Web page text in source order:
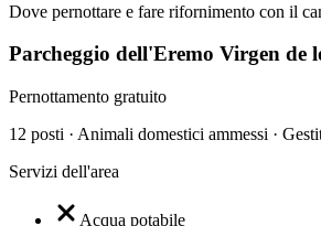
Dove pernottare e fare rifornimento con il
Parcheggio dell'Eremo Virgen de
Pernottamento gratuito
12 posti · Animali domestici ammessi ·
Servizi dell'area
Acqua potabile